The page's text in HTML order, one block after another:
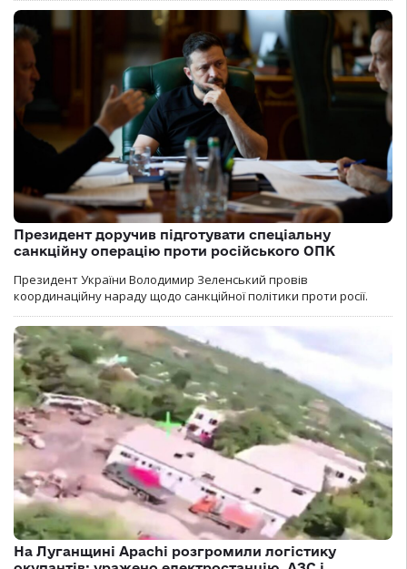
Президент доручив підготувати спеціальну
санкційну операцію проти російського ОПК
Президент України Володимир Зеленський провів
координаційну нараду щодо санкційної політики проти росії.
На Луганщині Apachi розгромили логістику